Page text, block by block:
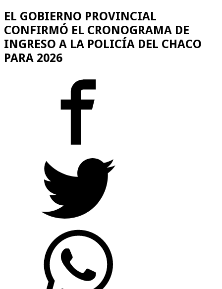
EL GOBIERNO PROVINCIAL
CONFIRMÓ EL CRONOGRAMA DE
INGRESO A LA POLICÍA DEL CHACO
PARA 2026